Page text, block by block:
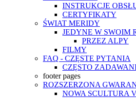
INSTRUKCJE
CERTYFIKATY
ŚWIAT MERIDY
JEDYNE W SWOIM
PRZEZ ALPY
FILMY
FAQ - CZĘSTE PYTANIA
CZĘSTO
footer pages
ROZSZERZONA
NOWA SCULTURA